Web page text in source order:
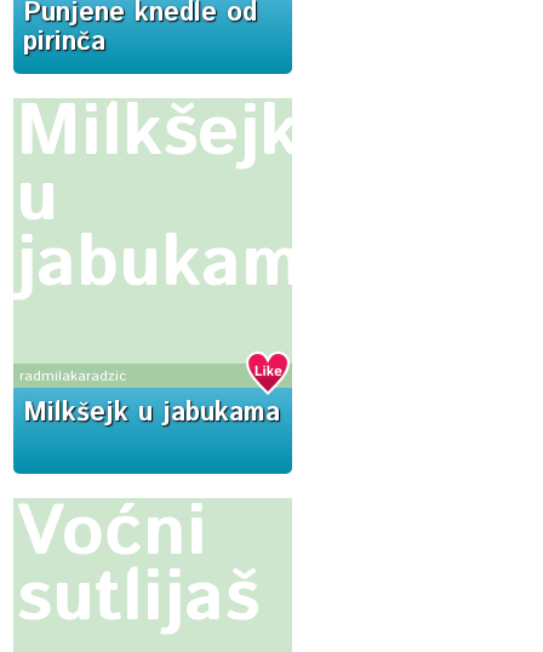
Punjene knedle od
pirinča
Milkšejk
u
jabukama
radmilakaradzic
Milkšejk u jabukama
Voćni
sutlijaš